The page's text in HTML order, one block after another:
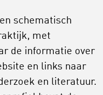
schematisch
met
de informatie over
en links naar
en literatuur.